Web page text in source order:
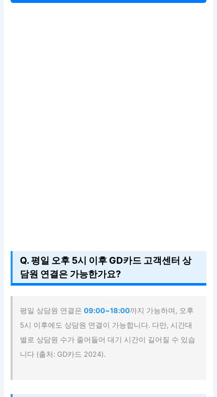
Q. 평일 오후 5시 이후 GD카드 고객센터 상
담원 연결은 가능한가요?
평일 상담원 연결은09:00~18:00까지 가능하며, 오후
5시 이후에도 상담원 연결이 가능합니다. 다만, 시간대
별로 상담원 수가 줄어들어 대기 시간이 길어질 수 있습
니다 (출처: GD카드 2024).